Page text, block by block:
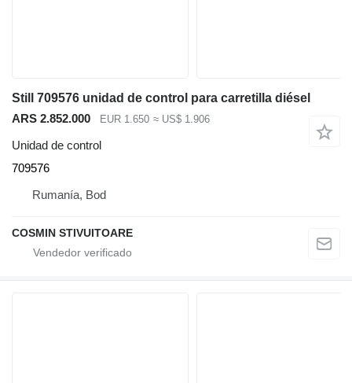
Still 709576 unidad de control para carretilla diésel
ARS 2.852.000
EUR 1.650 ≈ US$ 1.906
Unidad de control
709576
Rumanía, Bod
COSMIN STIVUITOARE